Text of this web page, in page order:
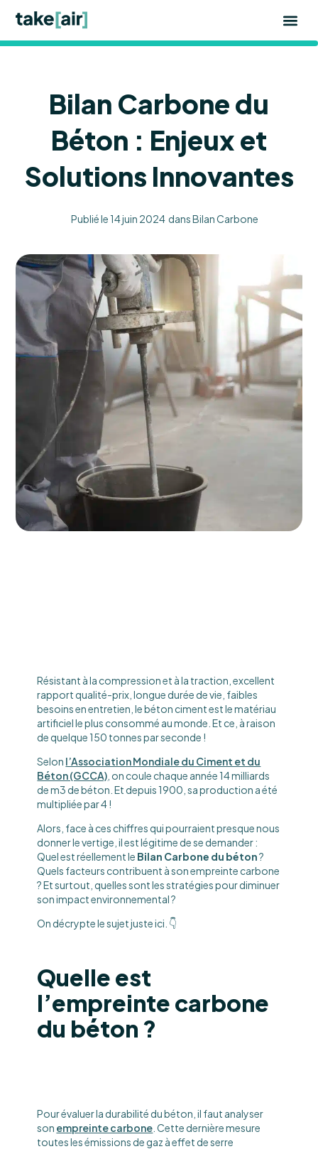
Bilan Carbone du
Béton : Enjeux et
Solutions Innovantes
Publié le14 juin 2024 dansBilan Carbone
Résistant à la compression et à la traction, excellent
rapport qualité-prix, longue durée de vie, faibles
besoins en entretien, le béton ciment est le matériau
artificiel le plus consommé au monde. Et ce, à raison
de quelque 150 tonnes par seconde !
Selon l’Association Mondiale du Ciment et du
Béton (GCCA) , on coule chaque année 14 milliards
de m3 de béton. Et depuis 1900, sa production a été
multipliée par 4 !
Alors, face à ces chiffres qui pourraient presque nous
donner le vertige, il est légitime de se demander :
Quel est réellement le Bilan Carbone du béton?
Quels facteurs contribuent à son empreinte carbone
? Et surtout, quelles sont les stratégies pour diminuer
son impact environnemental ?
On décrypte le sujet juste ici. 👇
Quelle est
l’empreinte carbone
du béton ?
Pour évaluer la durabilité du béton, il faut analyser
son empreinte carbone . Cette dernière mesure
toutes les émissions de gaz à effet de serre